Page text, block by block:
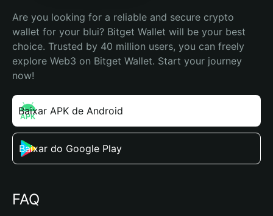
Are you looking for a reliable and secure crypto
wallet for your blui? Bitget Wallet will be your best
choice. Trusted by 40 million users, you can freely
explore Web3 on Bitget Wallet. Start your journey
now!
Baixar APK de Android
Baixar do Google Play
FAQ